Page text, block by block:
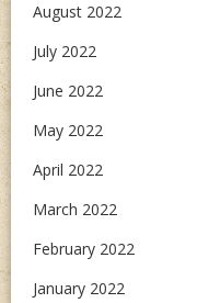
August 2022
July 2022
June 2022
May 2022
April 2022
March 2022
February 2022
January 2022